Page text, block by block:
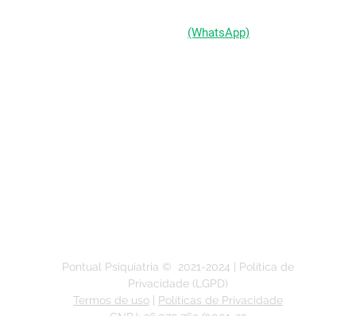
(WhatsApp)
Pontual Psiquiatria © 2021-2024 | Política de
Privacidade (LGPD)
Termos de uso | Políticas de Privacidade